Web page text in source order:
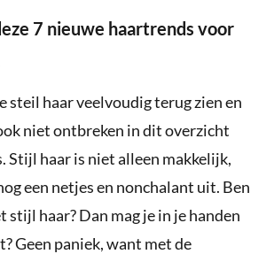
7 nieuwe haartrends voor
steil haar veelvoudig terug zien en
niet ontbreken in dit overzicht
Stijl haar is niet alleen makkelijk,
een netjes en nonchalant uit. Ben
stijl haar? Dan mag je in je handen
Geen paniek, want met de